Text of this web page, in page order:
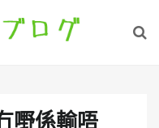
嘢係輸唔